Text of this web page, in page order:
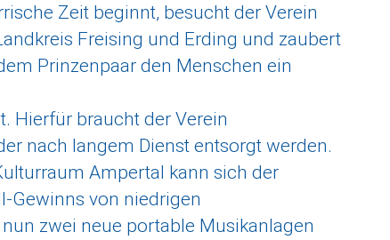
Zeit beginnt, besucht der Verein
Freising und Erding und zaubert
Prinzenpaar den Menschen ein
Hierfür braucht der Verein
nach langem Dienst entsorgt werden.
Ampertal kann sich der
Gewinns von niedrigen
zwei neue portable Musikanlagen